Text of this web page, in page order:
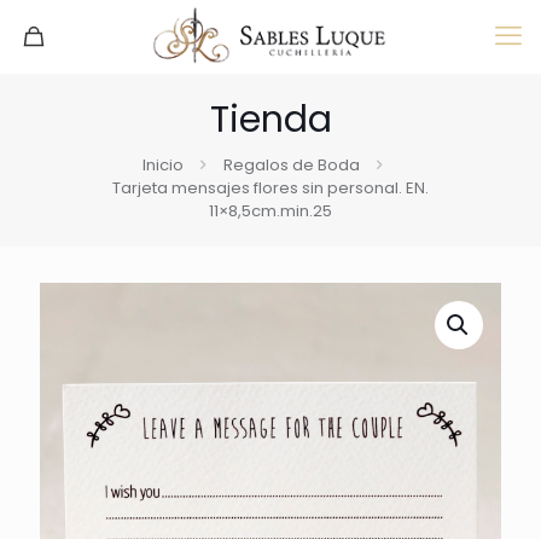
Tienda
Inicio
Regalos de Boda
Tarjeta mensajes flores sin personal. EN.
11×8,5cm.min.25